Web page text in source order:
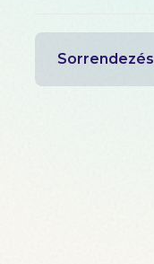
Sorrendezés